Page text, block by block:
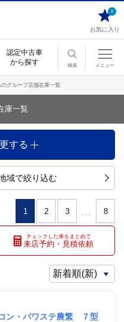
お気に入り
0
認定中古車
から探す
検索 メニュー
のグループ店舗在庫一覧
庫一覧
する
域で絞り込む
1 2 3 ... 8
チェックした車をまとめて
来店予約・見積依頼
ン・パワステ農繁 ７型